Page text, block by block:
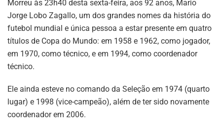
Morreu às 23h40 desta sexta-feira, aos 92 anos, Mario
Jorge Lobo Zagallo, um dos grandes nomes da história do
futebol mundial e única pessoa a estar presente em quatro
títulos de Copa do Mundo: em 1958 e 1962, como jogador,
em 1970, como técnico, e em 1994, como coordenador
técnico.
Ele ainda esteve no comando da Seleção em 1974 (quarto
lugar) e 1998 (vice-campeão), além de ter sido novamente
coordenador em 2006.